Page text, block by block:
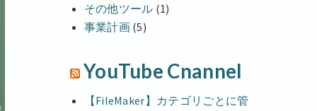
その他ツール (1)
事業計画(5)
YouTube Cnannel
【FileMaker】カテゴリごとに管